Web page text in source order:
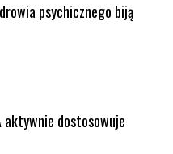
psychicznego biją
aktywnie dostosowuje